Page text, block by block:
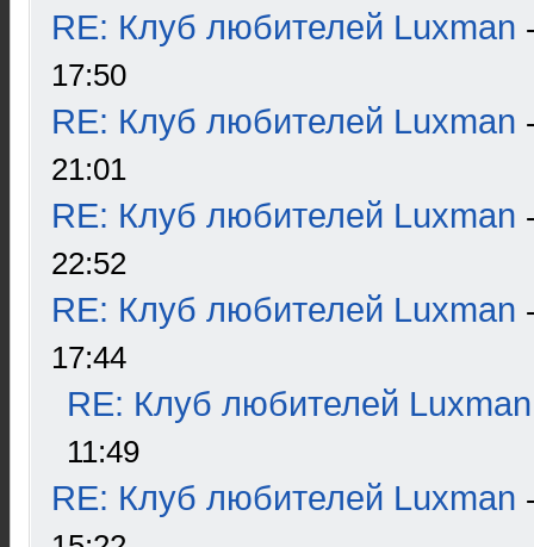
RE: Клуб любителей Luxman
17:50
RE: Клуб любителей Luxman
21:01
RE: Клуб любителей Luxman
22:52
RE: Клуб любителей Luxman
17:44
RE: Клуб любителей Luxman
11:49
RE: Клуб любителей Luxman